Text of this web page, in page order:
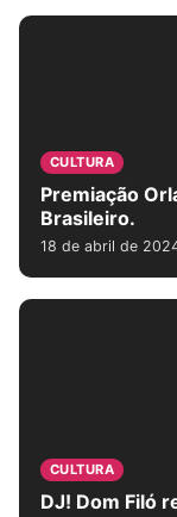
CULTURA
Premiação
Brasileiro.
18 de abril de
CULTURA
DJ! Dom Filó